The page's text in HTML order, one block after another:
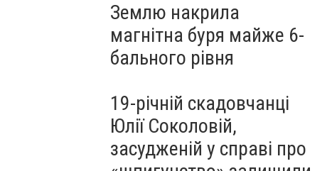
Землю накрила
магнітна буря майже 6-
бального рівня
19-річній скадовчанці
Юлії Соколовій,
засудженій у справі про